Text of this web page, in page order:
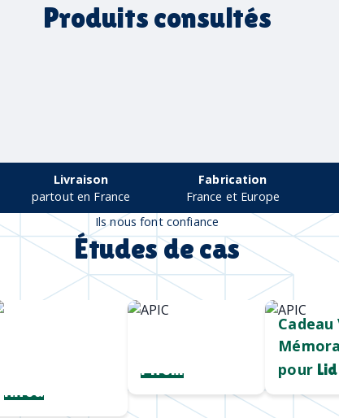
Produits consultés
Livraison
partout en France
Fabrication
France et Europe
Ils nous font confiance
Études de cas
Hiroa
Pirelli
Cadeau
pour